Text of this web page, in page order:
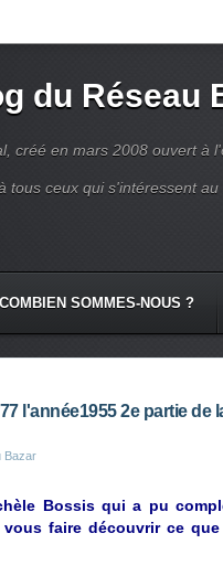
du Réseau
créé en mars 2008 ouvert à
tous ceux qui s'intéressent au
COMBIEN SOMMES-NOUS ?
l'année1955 2e partie de
Bazar
Bossis qui a pu
faire découvrir ce